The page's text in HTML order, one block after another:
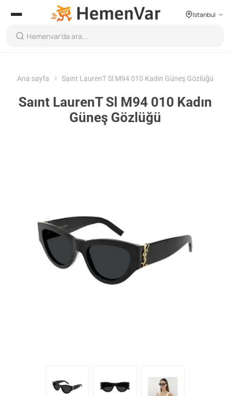
Istanbul
Ana sayfa Saınt LaurenT Sl M94 010 Kadın Güneş Gözlüğü
Saınt LaurenT Sl M94 010 Kadın
Güneş Gözlüğü